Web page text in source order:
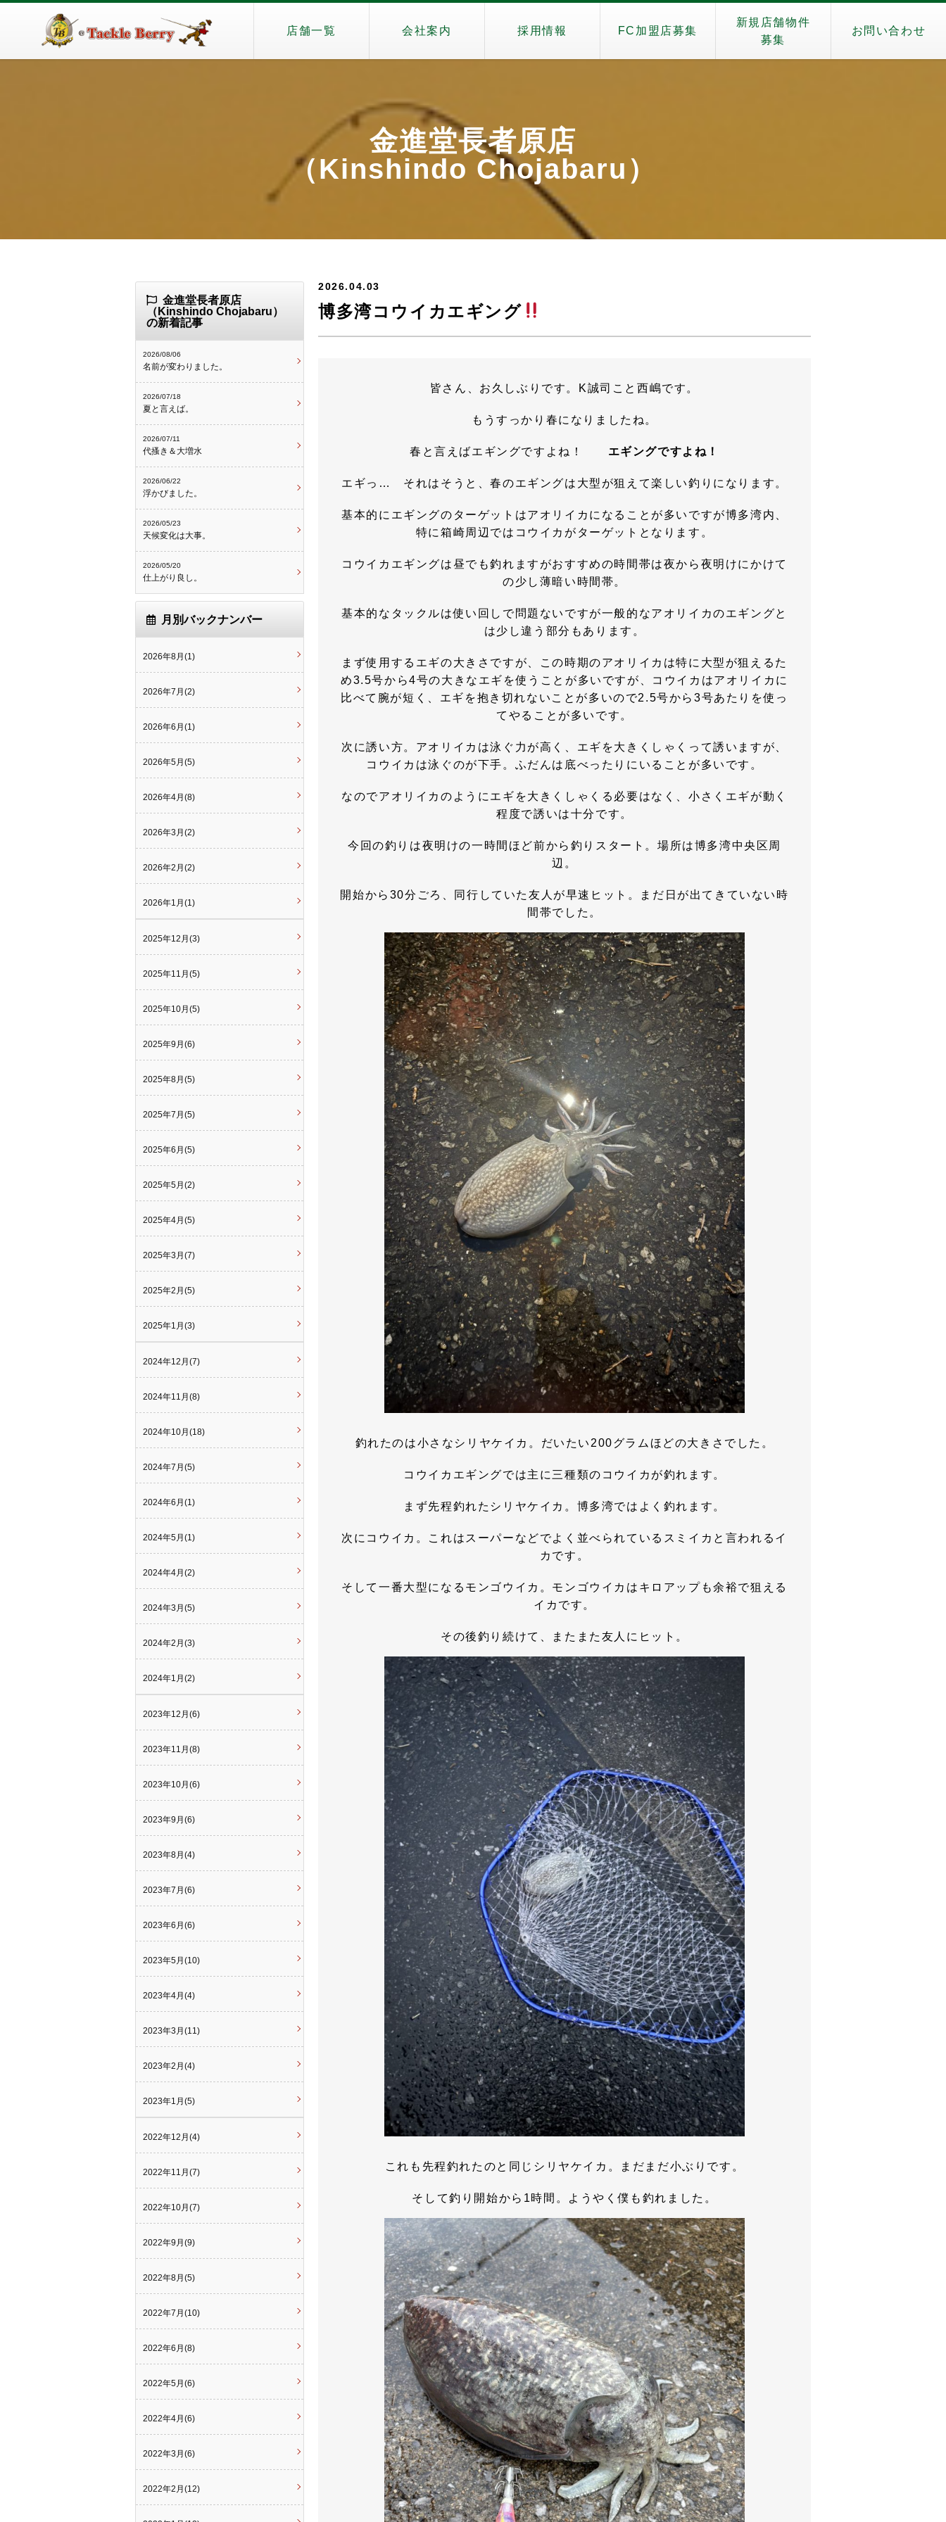
店舗一覧 会社案内 採用情報 FC加盟店募集
新規店舗物件
募集
お問い合わせ
金進堂長者原店
（Kinshindo Chojabaru）
2026.04.03
博多湾コウイカエギング
皆さん、お久しぶりです。K誠司こと西嶋です。
もうすっかり春になりましたね。
春と言えばエギングですよね！ エギングですよね！
エギっ… それはそうと、春のエギングは大型が狙えて楽しい釣りになります。
基本的にエギングのターゲットはアオリイカになることが多いですが博多湾内、
特に箱崎周辺ではコウイカがターゲットとなります。
コウイカエギングは昼でも釣れますがおすすめの時間帯は夜から夜明けにかけて
の少し薄暗い時間帯。
基本的なタックルは使い回しで問題ないですが一般的なアオリイカのエギングと
は少し違う部分もあります。
まず使用するエギの大きさですが、この時期のアオリイカは特に大型が狙えるた
め3.5号から4号の大きなエギを使うことが多いですが、コウイカはアオリイカに
比べて腕が短く、エギを抱き切れないことが多いので2.5号から3号あたりを使っ
てやることが多いです。
次に誘い方。アオリイカは泳ぐ力が高く、エギを大きくしゃくって誘いますが、
コウイカは泳ぐのが下手。ふだんは底べったりにいることが多いです。
なのでアオリイカのようにエギを大きくしゃくる必要はなく、小さくエギが動く
程度で誘いは十分です。
今回の釣りは夜明けの一時間ほど前から釣りスタート。場所は博多湾中央区周
辺。
開始から30分ごろ、同行していた友人が早速ヒット。まだ日が出てきていない時
間帯でした。
釣れたのは小さなシリヤケイカ。だいたい200グラムほどの大きさでした。
コウイカエギングでは主に三種類のコウイカが釣れます。
まず先程釣れたシリヤケイカ。博多湾ではよく釣れます。
次にコウイカ。これはスーパーなどでよく並べられているスミイカと言われるイ
カです。
そして一番大型になるモンゴウイカ。モンゴウイカはキロアップも余裕で狙える
イカです。
その後釣り続けて、またまた友人にヒット。
これも先程釣れたのと同じシリヤケイカ。まだまだ小ぶりです。
そして釣り開始から1時間。ようやく僕も釣れました。
金進堂長者原店
（Kinshindo Chojabaru）
の新着記事
2026/08/06
名前が変わりました。
2026/07/18
夏と言えば。
2026/07/11
代搔き＆大増水
2026/06/22
浮かびました。
2026/05/23
天候変化は大事。
2026/05/20
仕上がり良し。
月別バックナンバー
2026年8月(1)
2026年7月(2)
2026年6月(1)
2026年5月(5)
2026年4月(8)
2026年3月(2)
2026年2月(2)
2026年1月(1)
2025年12月(3)
2025年11月(5)
2025年10月(5)
2025年9月(6)
2025年8月(5)
2025年7月(5)
2025年6月(5)
2025年5月(2)
2025年4月(5)
2025年3月(7)
2025年2月(5)
2025年1月(3)
2024年12月(7)
2024年11月(8)
2024年10月(18)
2024年7月(5)
2024年6月(1)
2024年5月(1)
2024年4月(2)
2024年3月(5)
2024年2月(3)
2024年1月(2)
2023年12月(6)
2023年11月(8)
2023年10月(6)
2023年9月(6)
2023年8月(4)
2023年7月(6)
2023年6月(6)
2023年5月(10)
2023年4月(4)
2023年3月(11)
2023年2月(4)
2023年1月(5)
2022年12月(4)
2022年11月(7)
2022年10月(7)
2022年9月(9)
2022年8月(5)
2022年7月(10)
2022年6月(8)
2022年5月(6)
2022年4月(6)
2022年3月(6)
2022年2月(12)